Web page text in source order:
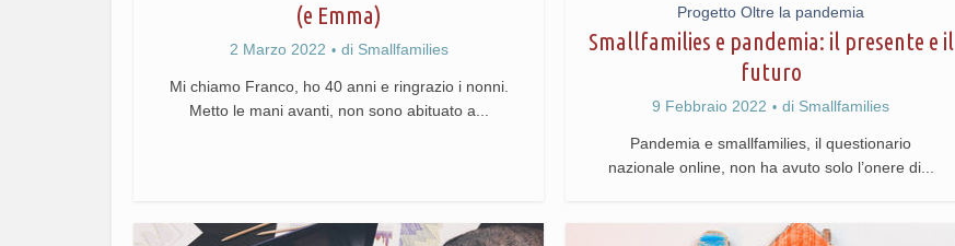
(e Emma)
2 Marzo 2022 di Smallfamilies
Mi chiamo Franco, ho 40 anni e ringrazio i nonni.
Metto le mani avanti, non sono abituato a...
Progetto Oltre la pandemia
Smallfamilies e pandemia: il presente e il
futuro
9 Febbraio 2022 di Smallfamilies
Pandemia e smallfamilies, il questionario
nazionale online, non ha avuto solo l’onere di...